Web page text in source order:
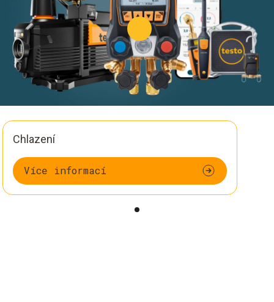
Chlazení
Více informací